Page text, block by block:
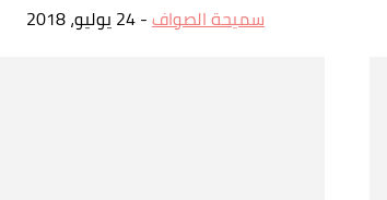
سميحة الصواف-24 يوليو، 2018